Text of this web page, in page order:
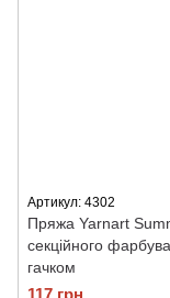
Артикул: 4302
Пряжа Yarnart
секційного
гачком
117 грн